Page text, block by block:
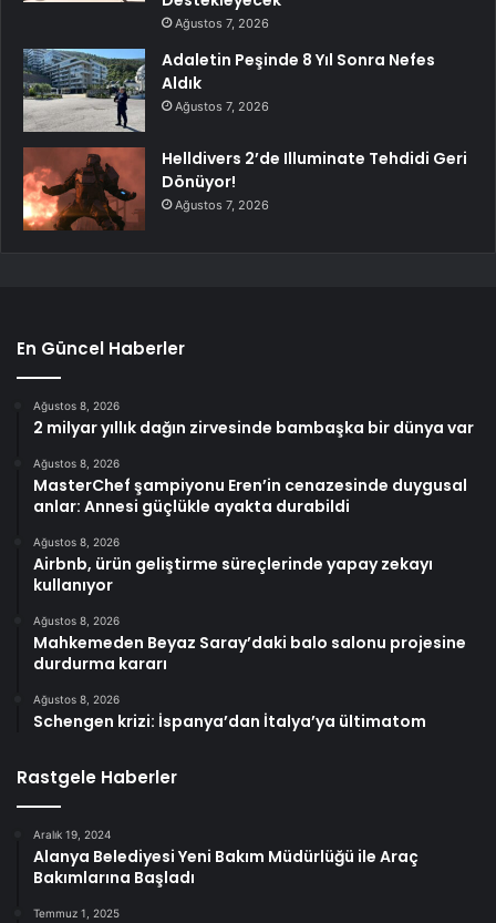
Ağustos 7, 2026
Adaletin Peşinde 8 Yıl Sonra Nefes
Aldık
Ağustos 7, 2026
Helldivers 2’de Illuminate Tehdidi Geri
Dönüyor!
Ağustos 7, 2026
En Güncel Haberler
Ağustos 8, 2026
2 milyar yıllık dağın zirvesinde bambaşka bir dünya var
Ağustos 8, 2026
MasterChef şampiyonu Eren’in cenazesinde duygusal
anlar: Annesi güçlükle ayakta durabildi
Ağustos 8, 2026
Airbnb, ürün geliştirme süreçlerinde yapay zekayı
kullanıyor
Ağustos 8, 2026
Mahkemeden Beyaz Saray’daki balo salonu projesine
durdurma kararı
Ağustos 8, 2026
Schengen krizi: İspanya’dan İtalya’ya ültimatom
Rastgele Haberler
Aralık 19, 2024
Alanya Belediyesi Yeni Bakım Müdürlüğü ile Araç
Bakımlarına Başladı
Temmuz 1, 2025